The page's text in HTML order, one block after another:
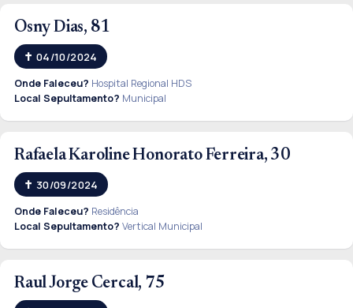
Osny Dias, 81
04/10/2024
Onde Faleceu? Hospital Regional HDS
Local Sepultamento? Municipal
Rafaela Karoline Honorato Ferreira, 30
30/09/2024
Onde Faleceu? Residência
Local Sepultamento? Vertical Municipal
Raul Jorge Cercal, 75